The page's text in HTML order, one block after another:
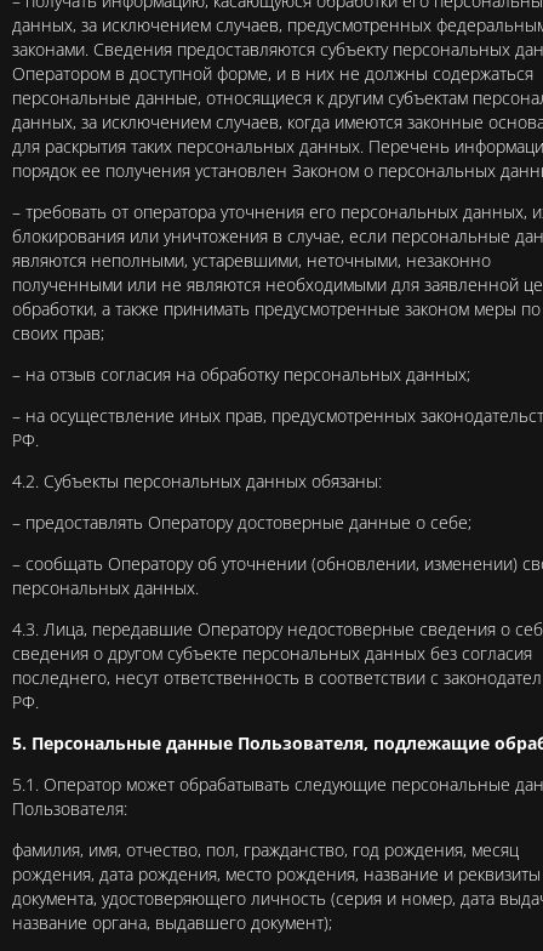
данных, за исключением случаев, предусмотренных
законами. Сведения предоставляются субъекту персональных
Оператором в доступной форме, и в них не должны содержаться
персональные данные, относящиеся к другим субъектам
данных, за исключением случаев, когда имеются законные
для раскрытия таких персональных данных. Перечень
порядок ее получения установлен Законом о персональных
– требовать от оператора уточнения его персональных данных,
блокирования или уничтожения в случае, если персональные
являются неполными, устаревшими, неточными, незаконно
полученными или не являются необходимыми для заявленной
обработки, а также принимать предусмотренные законом меры
своих прав;
– на отзыв согласия на обработку персональных данных;
– на осуществление иных прав, предусмотренных
РФ.
4.2. Субъекты персональных данных обязаны:
– предоставлять Оператору достоверные данные о себе;
– сообщать Оператору об уточнении (обновлении, изменении)
персональных данных.
4.3. Лица, передавшие Оператору недостоверные сведения о
сведения о другом субъекте персональных данных без согласия
последнего, несут ответственность в соответствии с
РФ.
5. Персональные данные Пользователя, подлежащие
5.1. Оператор может обрабатывать следующие персональные
Пользователя:
фамилия, имя, отчество, пол, гражданство, год рождения, месяц
рождения, дата рождения, место рождения, название и реквизиты
документа, удостоверяющего личность (серия и номер, дата
название органа, выдавшего документ);